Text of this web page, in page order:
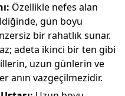
Özellikle nefes alan
gün boyu
bir rahatlık sunar.
adeta ikinci bir ten gibi
uzun günlerin ve
anın vazgeçilmezidir.